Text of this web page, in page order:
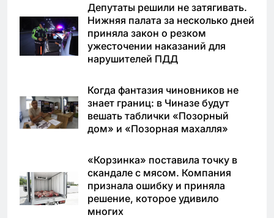
Депутаты решили не затягивать.
Нижняя палата за несколько дней
приняла закон о резком
ужесточении наказаний для
нарушителей ПДД
Когда фантазия чиновников не
знает границ: в Чиназе будут
вешать таблички «Позорный
дом» и «Позорная махалля»
«Корзинка» поставила точку в
скандале с мясом. Компания
признала ошибку и приняла
решение, которое удивило
многих